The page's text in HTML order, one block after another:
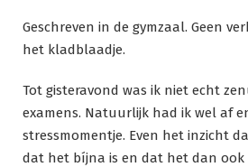
Geschreven in de gymzaal. Geen
het kladblaadje.
Tot gisteravond was ik niet echt
examens. Natuurlijk had ik wel af
stressmomentje. Even het inzicht
dat het bíjna is en dat het dan ook